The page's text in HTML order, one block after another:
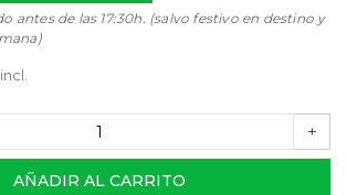
antes de las 17:30h. (salvo festivo en destino y
+
AÑADIR AL CARRITO